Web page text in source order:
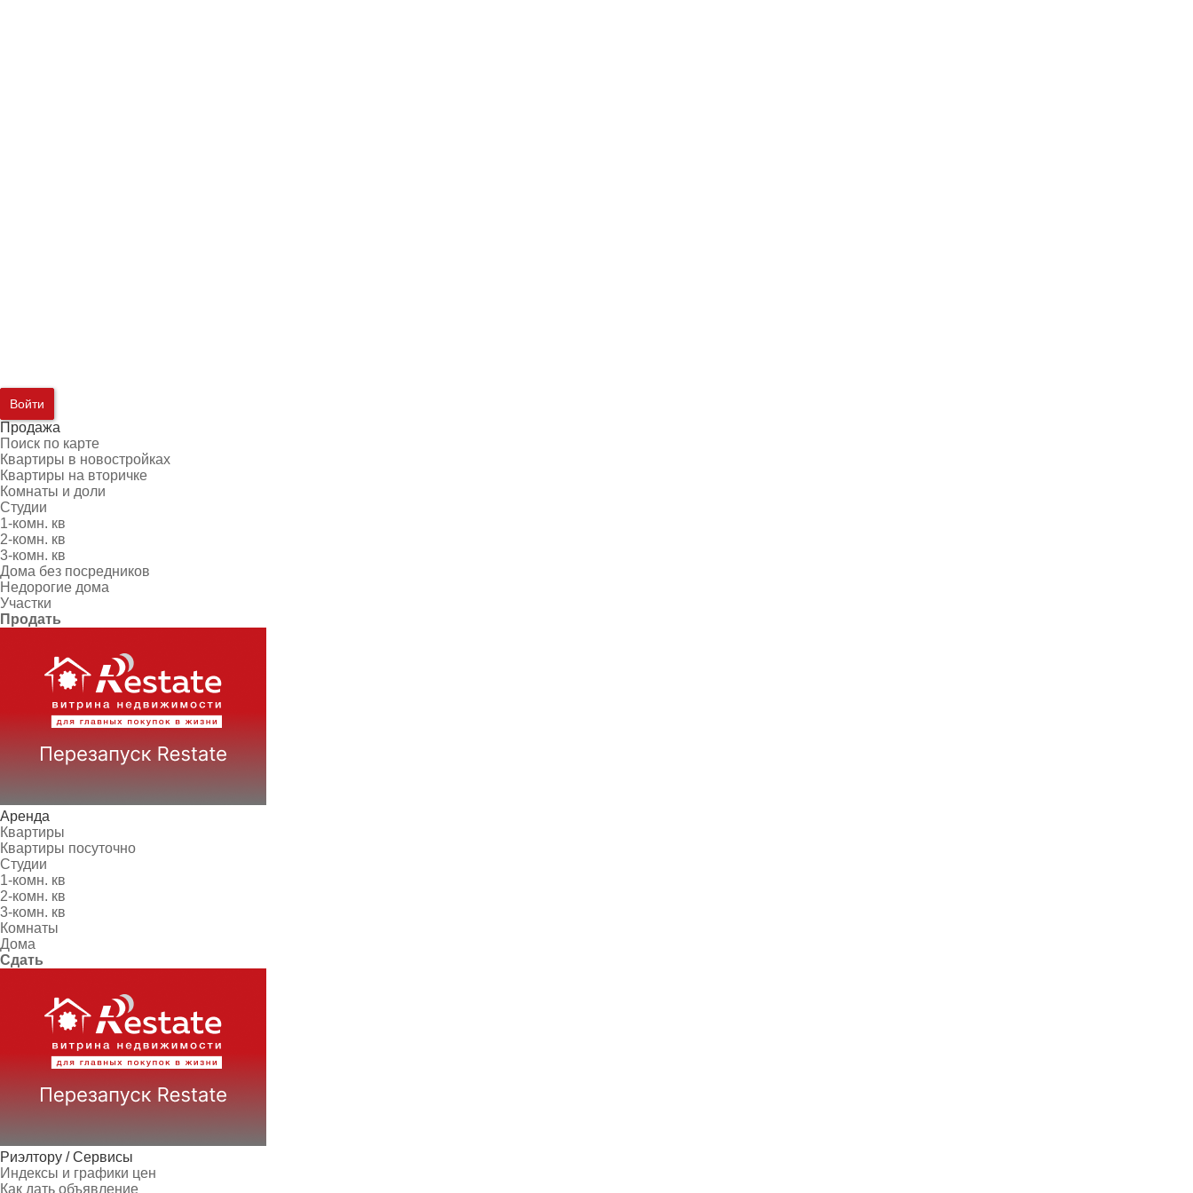
Войти
Продажа
Поиск по карте
Квартиры в новостройках
Квартиры на вторичке
Комнаты и доли
Студии
1-комн. кв
2-комн. кв
3-комн. кв
Дома без посредников
Недорогие дома
Участки
Продать
Аренда
Квартиры
Квартиры посуточно
Студии
1-комн. кв
2-комн. кв
3-комн. кв
Комнаты
Дома
Сдать
Риэлтору / Сервисы
Индексы и графики цен
Как дать объявление